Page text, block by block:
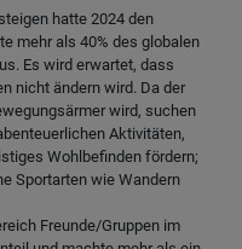
hatte 2024 den
mehr als 40% des globalen
Es wird erwartet, dass
nicht ändern wird. Da der
wird, suchen
Aktivitäten,
Wohlbefinden fördern;
Sportarten wie Wandern
Freunde/Gruppen im